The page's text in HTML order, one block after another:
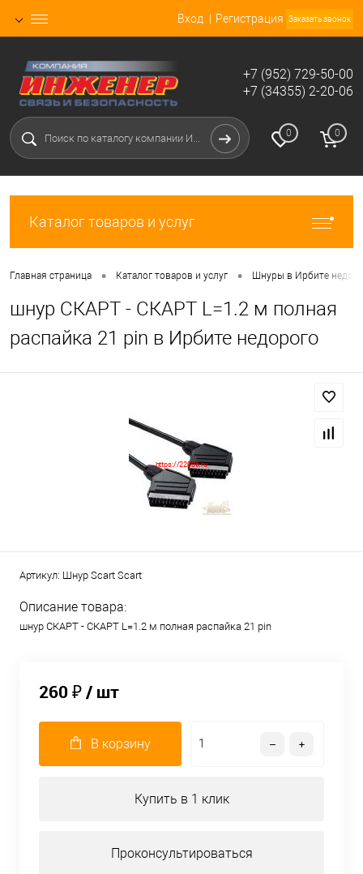
Вход Регистрация Заказать звонок
+7 (952) 729-50-00
+7 (34355) 2-20-06
0 0
Каталог товаров и услуг
Главная страница • Каталог товаров и услуг • Шнуры в Ирбите
шнур СКАРТ - СКАРТ L=1.2 м полная
распайка 21 pin в Ирбите недорого
Артикул: Шнур Scart Scart
Описание товара:
шнур СКАРТ - СКАРТ L=1.2 м полная распайка 21 pin
260 ₽/ шт
В корзину
Купить в 1 клик
Проконсультироваться